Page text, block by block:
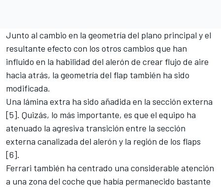
Junto al cambio en la geometría del plano principal y el
resultante efecto con los otros cambios que han
influido en la habilidad del alerón de crear flujo de aire
hacia atrás, la geometría del flap también ha sido
modificada.
Una lámina extra ha sido añadida en la sección externa
[5]. Quizás, lo más importante, es que el equipo ha
atenuado la agresiva transición entre la sección
externa canalizada del alerón y la región de los flaps
[6].
Ferrari también ha centrado una considerable atención
a una zona del coche que había permanecido bastante